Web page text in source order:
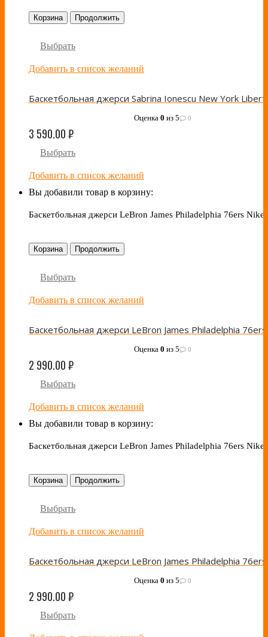
Корзина Продолжить
Выбрать
Добавить в список желаний
Оценка 0 из 5 0
3 590.00₽
Выбрать
Добавить в список желаний
Вы добавили товар в корзину:
Баскетбольная джерси LeBron James Philadelphia 76ers Nike
Корзина Продолжить
Выбрать
Добавить в список желаний
Оценка 0 из 5 0
2 990.00₽
Выбрать
Добавить в список желаний
Вы добавили товар в корзину:
Баскетбольная джерси LeBron James Philadelphia 76ers Nike
Корзина Продолжить
Выбрать
Добавить в список желаний
Оценка 0 из 5 0
2 990.00₽
Выбрать